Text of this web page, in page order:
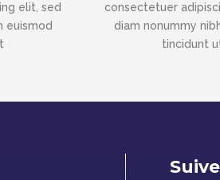
elit, sed
euismod
consectetuer
diam nonummy
tincidunt